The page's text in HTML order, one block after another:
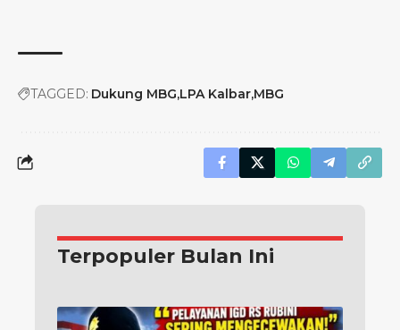
TAGGED: Dukung MBG LPA Kalbar MBG
Terpopuler Bulan Ini